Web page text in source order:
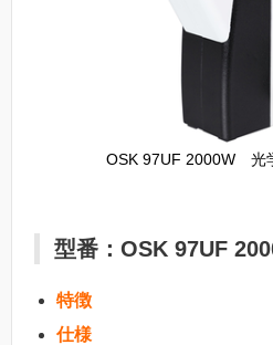
OSK 97UF 2000W 光
型番：OSK 97UF
特徴
仕様